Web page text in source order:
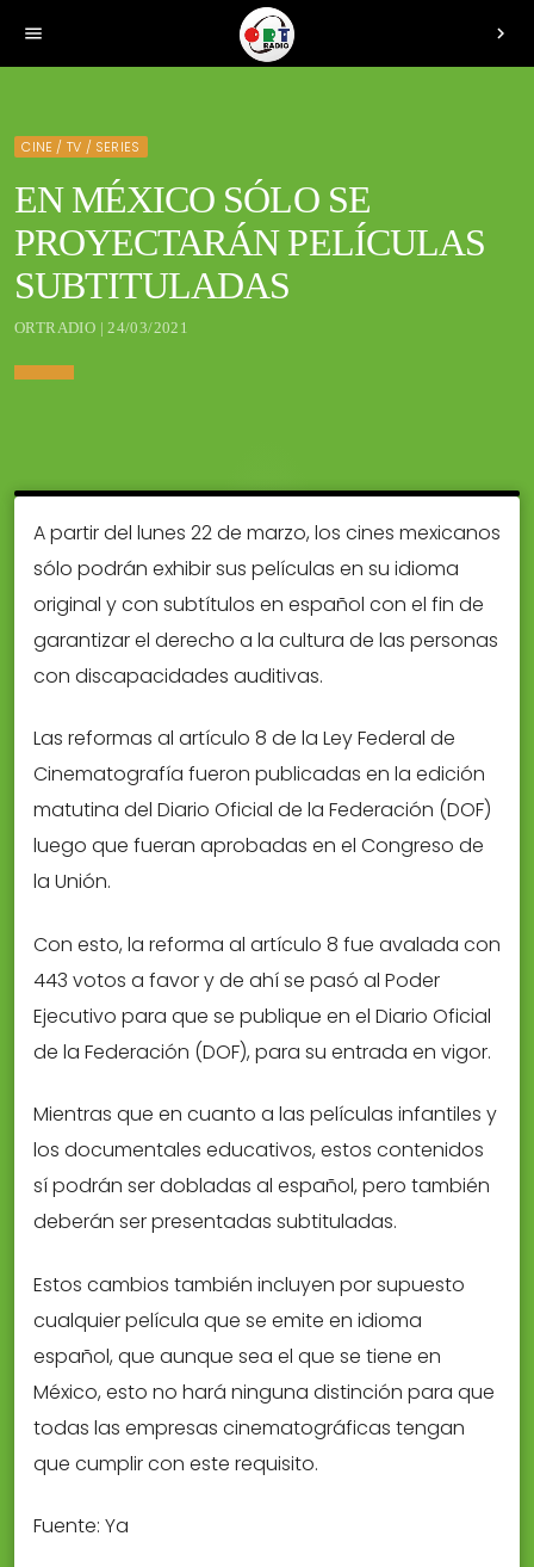
menu chevron_right
CINE / TV / SERIES
EN MÉXICO SÓLO SE
PROYECTARÁN PELÍCULAS
SUBTITULADAS
ORTRADIO | 24/03/2021
A partir del lunes 22 de marzo, los cines mexicanos
sólo podrán exhibir sus películas en su idioma
original y con subtítulos en español con el fin de
garantizar el derecho a la cultura de las personas
con discapacidades auditivas.
Las reformas al artículo 8 de la Ley Federal de
Cinematografía fueron publicadas en la edición
matutina del Diario Oficial de la Federación (DOF)
luego que fueran aprobadas en el Congreso de
la Unión.
Con esto, la reforma al artículo 8 fue avalada con
443 votos a favor y de ahí se pasó al Poder
Ejecutivo para que se publique en el Diario Oficial
de la Federación (DOF), para su entrada en vigor.
Mientras que en cuanto a las películas infantiles y
los documentales educativos, estos contenidos
sí podrán ser dobladas al español, pero también
deberán ser presentadas subtituladas.
Estos cambios también incluyen por supuesto
cualquier película que se emite en idioma
español, que aunque sea el que se tiene en
México, esto no hará ninguna distinción para que
todas las empresas cinematográficas tengan
que cumplir con este requisito.
Fuente: Ya